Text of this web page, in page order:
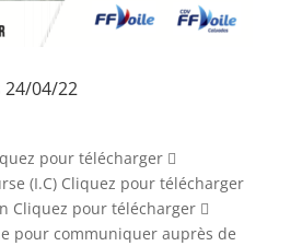
24/04/22
pour télécharger 
(I.C) Cliquez pour télécharger
Cliquez pour télécharger 
pour communiquer auprès de